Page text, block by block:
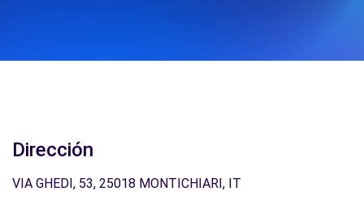
Dirección
VIA GHEDI, 53, 25018 MONTICHIARI, IT